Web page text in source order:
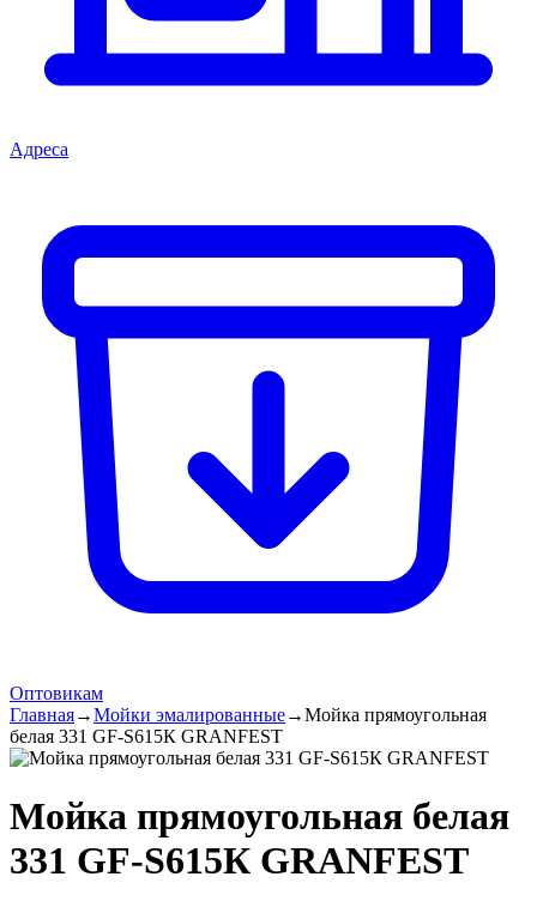
Адреса
Оптовикам
Главная→Мойки эмалированные→Мойка прямоугольная
белая 331 GF-S615К GRANFEST
Мойка прямоугольная белая
331 GF-S615К GRANFEST